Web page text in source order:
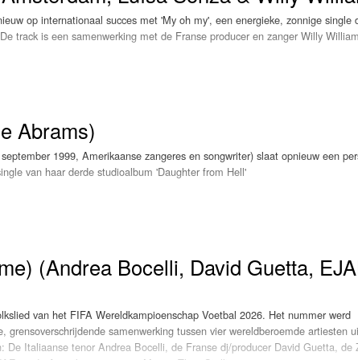
Programmabeleid
op internationaal succes met 'My oh my', een energieke, zonnige single
track is een samenwerking met de Franse producer en zanger Willy William
zit de kracht van 'My oh my' in de combinatie van een vrolijke,
uit 1969 vormt de basis van het refrein.
al tijdens de allereerste studiosessie met Willy William, bekend van
Abrams)
1999, Amerikaanse zangeres en songwriter) slaat opnieuw een
van haar derde studioalbum 'Daughter from Hell'
17 juli verschijnt via Interscope Records. Ze schreef het nummer samen met
meewerkte aan de productie. In 'Look at my Life' vraagt Abrams zich
(Andrea Bocelli, David Guetta,
van het FIFA Wereldkampioenschap Voetbal 2026. Het nummer werd
grensoverschrijdende samenwerking tussen vier wereldberoemde artiesten
De Italiaanse tenor Andrea Bocelli, de Franse dj/producer David Guetta, de